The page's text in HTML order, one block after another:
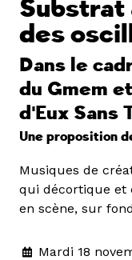
Substrat
des
Dans le
du Gmem
d'Eux Sans
Une proposition
Musiques de
qui décortique et
en scène, sur
Mardi 18